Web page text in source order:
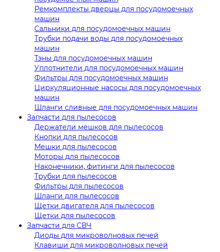
Ремкомплекты дверцы для посудомоечных
машин
Сальники для посудомоечных машин
Трубки подачи воды для посудомоечных
машин
Тэны для посудомоечных машин
Уплотнители для посудомоечных машин
Фильтры для посудомоечных машин
Циркуляционные насосы для посудомоечных
машин
Шланги сливные для посудомоечных машин
Запчасти для пылесосов
Держатели мешков для пылесосов
Кнопки для пылесосов
Мешки для пылесосов
Моторы для пылесосов
Наконечники, фитинги для пылесосов
Трубки для пылесосов
Фильтры для пылесосов
Шланги для пылесосов
Щетки двигателя для пылесосов
Щетки для пылесосов
Запчасти для СВЧ
Диоды для микроволновых печей
Клавиши для микроволновых печей